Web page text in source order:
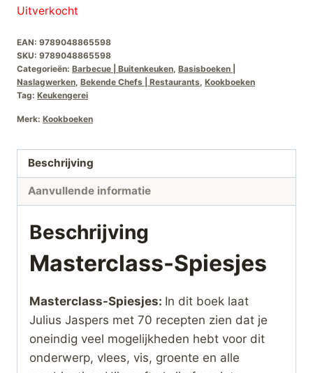
Uitverkocht
EAN: 9789048865598
SKU: 9789048865598
Categorieën: Barbecue | Buitenkeuken, Basisboeken |
Naslagwerken, Bekende Chefs | Restaurants, Kookboeken
Tag: Keukengerei
Merk: Kookboeken
Beschrijving
Aanvullende informatie
Beschrijving
Masterclass-Spiesjes
Masterclass-Spiesjes: In dit boek laat
Julius Jaspers met 70 recepten zien dat je
oneindig veel mogelijkheden hebt voor dit
onderwerp, vlees, vis, groente en alle